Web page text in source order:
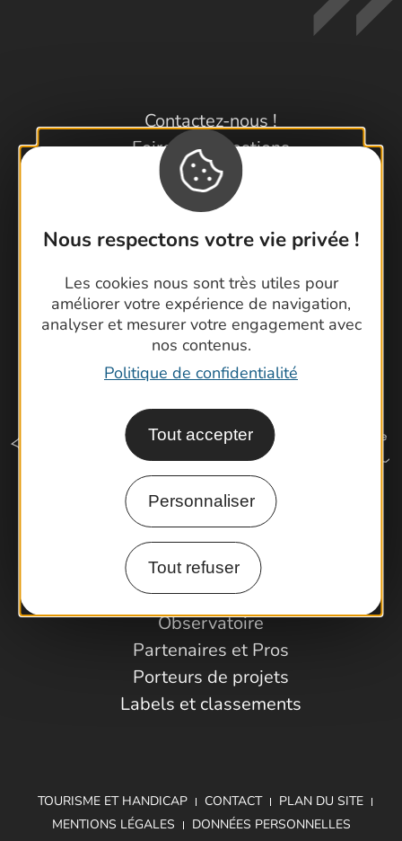
Nous respectons votre vie privée !
Les cookies nous sont très utiles pour
améliorer votre expérience de navigation,
analyser et mesurer votre engagement avec
nos contenus.
Politique de confidentialité
Tout accepter
Personnaliser
Tout refuser
Contactez-nous !
Foire aux questions
Brochures
Cartoguides et Topoguides
Latitude Gard
Comment venir ?
Espace Pro
Observatoire
Partenaires et Pros
Porteurs de projets
Labels et classements
TOURISME ET HANDICAP CONTACT
PLAN DU SITE
MENTIONS LÉGALES
DONNÉES PERSONNELLES